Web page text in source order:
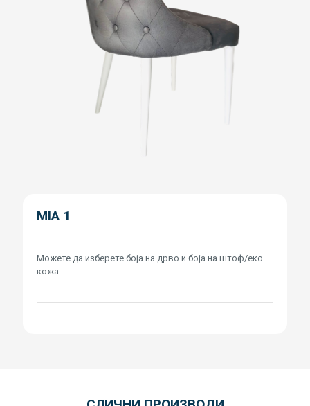
MIA 1
Можете да изберете боја на дрво и боја на штоф/еко
кожа.